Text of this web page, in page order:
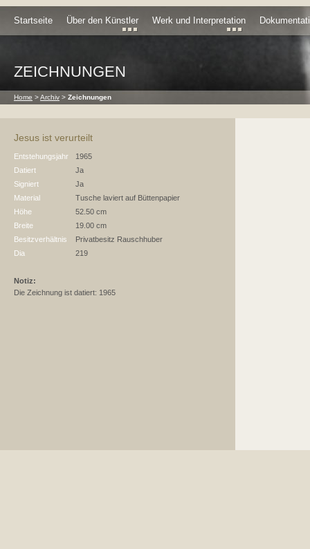
Startseite Über den Künstler Werk und Interpretation
ZEICHNUNGEN
Home >Archiv > Zeichnungen
Jesus ist verurteilt
Entstehungsjahr
1965
Datiert
Ja
Signiert
Ja
Material
Tusche laviert auf Büttenpapier
Höhe
52.50 cm
Breite
19.00 cm
Besitzverhältnis
Privatbesitz Rauschhuber
Dia
219
Notiz:
Die Zeichnung ist datiert: 1965